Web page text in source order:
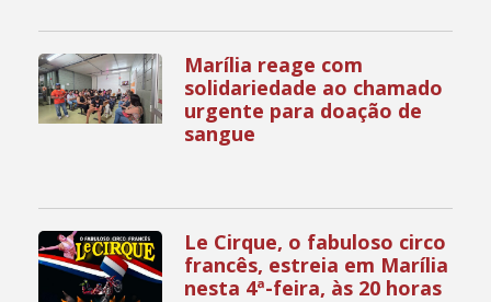
Marília reage com
solidariedade ao chamado
urgente para doação de
sangue
Le Cirque, o fabuloso circo
francês, estreia em Marília
nesta 4ª-feira, às 20 horas